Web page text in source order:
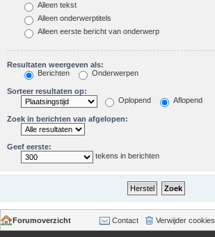
Alleen tekst
Alleen onderwerptitels
Alleen eerste bericht van onderwerp
Resultaten weergeven als:
Berichten
Onderwerpen
Sorteer resultaten op:
Oplopend
Aflopend
Zoek in berichten van afgelopen:
Geef eerste:
tekens in berichten
Forumoverzicht Verwijder cookies
Contact